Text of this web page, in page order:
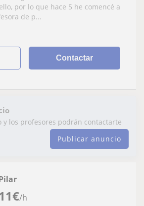
Refuerza de la
Madrid, específicamente
por lo que hace 5 he comencé a
de p...
Contactar
y los profesores podrán contactarte
Publicar anuncio
€/h